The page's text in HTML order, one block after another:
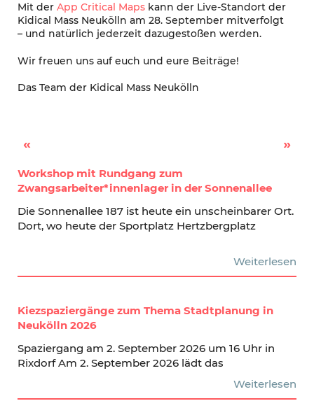
Mit der App Critical Maps kann der Live-Standort der
Kidical Mass Neukölln am 28. September mitverfolgt
– und natürlich jederzeit dazugestoßen werden.
Wir freuen uns auf euch und eure Beiträge!
Das Team der Kidical Mass Neukölln
Workshop mit Rundgang zum
Zwangsarbeiter*innenlager in der Sonnenallee
Die Sonnenallee 187 ist heute ein unscheinbarer Ort.
Dort, wo heute der Sportplatz Hertzbergplatz
Weiterlesen
Kiezspaziergänge zum Thema Stadtplanung in
Neukölln 2026
Spaziergang am 2. September 2026 um 16 Uhr in
Rixdorf Am 2. September 2026 lädt das
Weiterlesen